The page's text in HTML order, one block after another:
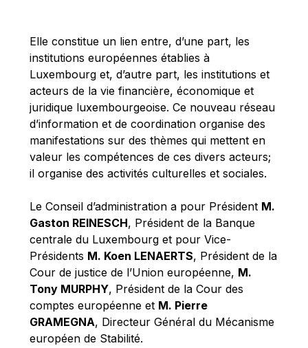
Michael Sohlman
Michel Goedert
Mireille Delmas-Marty
Nobuo Tanaka
Otmar Issing
Paolo Mengozzi
Paschal Donohoe
Pat Cox
Patrizia Nanz
Philippe Maystadt
Pierre Gramegna
Richard Pelly
Robert Goebbels
Robert REYNDERS
Elle constitue un lien entre, d’une part, les
institutions européennes établies à
Luxembourg et, d’autre part, les institutions et
acteurs de la vie financière, économique et
juridique luxembourgeoise. Ce nouveau réseau
d’information et de coordination organise des
manifestations sur des thèmes qui mettent en
valeur les compétences de ces divers acteurs;
il organise des activités culturelles et sociales.
Le Conseil d’administration a pour Président M.
Gaston REINESCH, Président de la Banque
centrale du Luxembourg et pour Vice-
Présidents M. Koen LENAERTS, Président de la
Cour de justice de l’Union européenne, M.
Tony MURPHY, Président de la Cour des
comptes européenne et M. Pierre
GRAMEGNA, Directeur Général du Mécanisme
européen de Stabilité.